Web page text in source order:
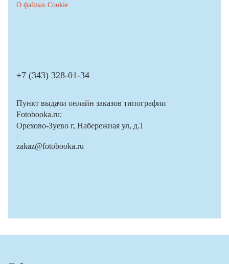
О файлах Cookie
+7 (343) 328-01-34
Пункт выдачи онлайн заказов типографии
Fotobooka.ru:
Орехово-Зуево г, Набережная ул, д.1
zakaz@fotobooka.ru